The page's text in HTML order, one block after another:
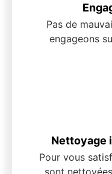
Pas de
engageons
Nettoyage
Pour vous
sont